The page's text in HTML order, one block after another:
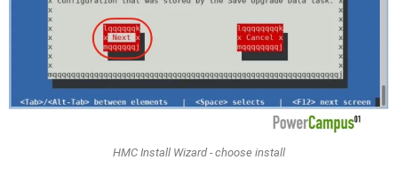
HMC Install Wizard - choose install